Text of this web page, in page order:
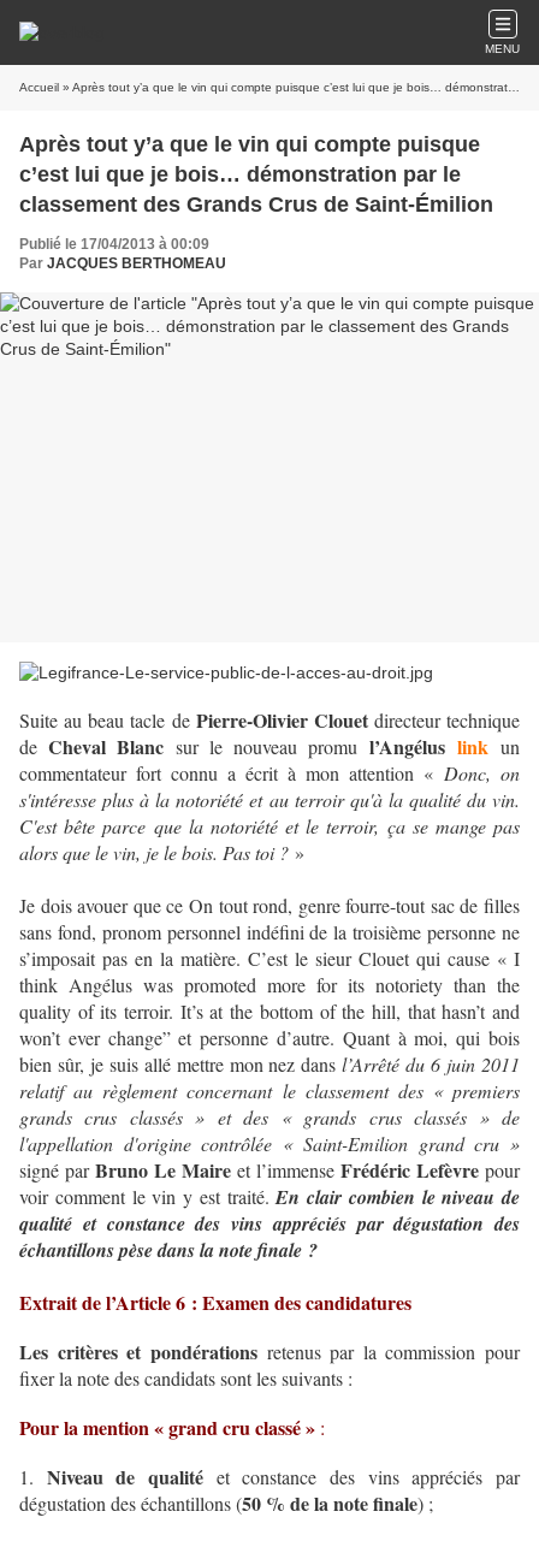
MENU
Accueil » Après tout y’a que le vin qui compte puisque c’est lui que je bois… démonstration par le classement des Grands Crus de Saint-Émilion
Après tout y’a que le vin qui compte puisque
c’est lui que je bois… démonstration par le
classement des Grands Crus de Saint-Émilion
Publié le 17/04/2013 à 00:09
Par JACQUES BERTHOMEAU
Suite au beau tacle de Pierre-Olivier Clouetdirecteur technique
deCheval Blanc sur le nouveau promu l’Angélus link un
commentateur fort connu a écrit à mon attention « Donc, on
s'intéresse plus à la notoriété et au terroir qu'à la qualité du vin.
C'est bête parce que la notoriété et le terroir, ça se mange pas
alors que le vin, je le bois. Pas toi ? »
Je dois avouer que ce On tout rond, genre fourre-tout sac de filles
sans fond, pronom personnel indéfini de la troisième personne ne
s’imposait pas en la matière. C’est le sieur Clouet qui cause « I
think Angélus was promoted more for its notoriety than the
quality of its terroir. It’s at the bottom of the hill, that hasn’t and
won’t ever change” et personne d’autre. Quant à moi, qui bois
bien sûr, je suis allé mettre mon nez dansl’Arrêté du 6 juin 2011
relatif au règlement concernant le classement des « premiers
grands crus classés » et des « grands crus classés » de
l'appellation d'origine contrôlée « Saint-Emilion grand cru »
signé parBruno Le Maire et l’immense Frédéric Lefèvre pour
voir comment le vin y est traité.En clair combien le niveau de
qualité et constance des vins appréciés par dégustation des
échantillons pèse dans la note finale ?
Extrait de l’Article 6 : Examen des candidatures
Les critères et pondérationsretenus par la commission pour
fixer la note des candidats sont les suivants :
Pour la mention « grand cru classé » :
1. Niveau de qualité et constance des vins appréciés par
dégustation des échantillons (50 % de la note finale) ;